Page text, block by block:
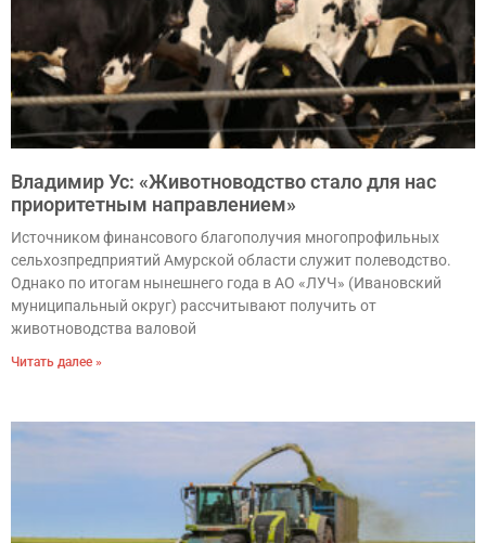
Владимир Ус: «Животноводство стало для нас
приоритетным направлением»
Источником финансового благополучия многопрофильных
сельхозпредприятий Амурской области служит полеводство.
Однако по итогам нынешнего года в АО «ЛУЧ» (Ивановский
муниципальный округ) рассчитывают получить от
животноводства валовой
Читать далее »